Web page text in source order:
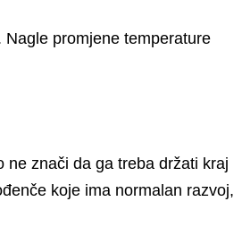
promjene temperature
ne znači da ga treba držati kraj
koje ima normalan razvoj,